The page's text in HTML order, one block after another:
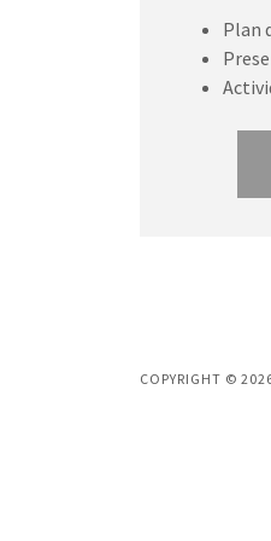
Plan
COPYRIGHT ©